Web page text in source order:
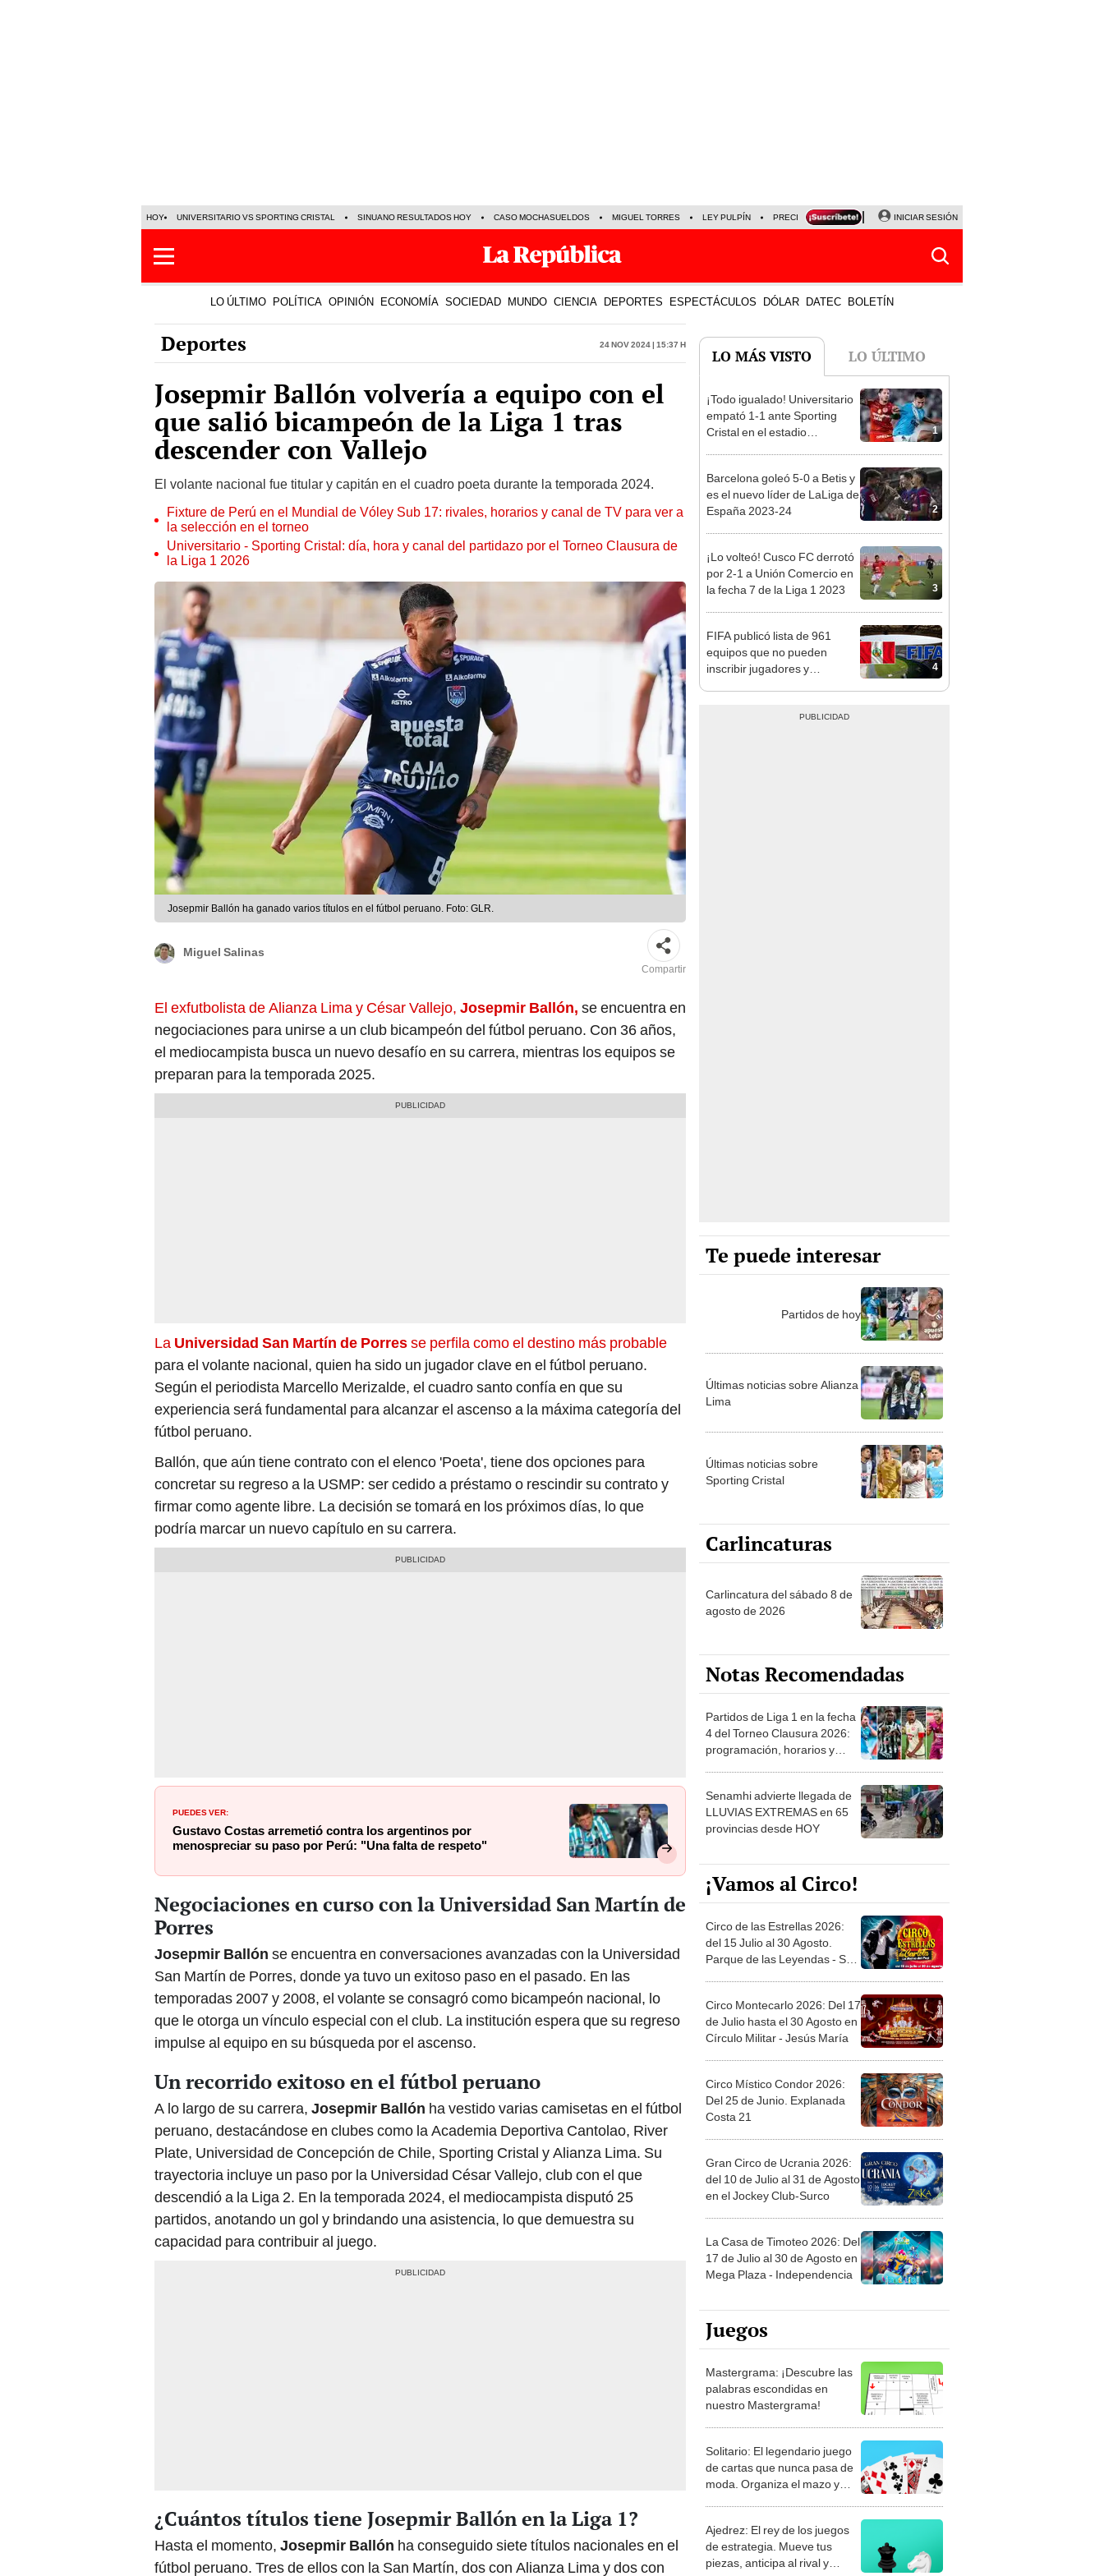
HOY UNIVERSITARIO VS SPORTING CRISTAL SINUANO RESULTADOS HOY CASO MOCHASUELDOS MIGUEL TORRES LEY PULPÍN PRECIO DEL DÓLAR CORTE DE LUZ VIERNES 7 DE AGOSTO
INICIAR SESIÓN
LO ÚLTIMO POLÍTICA OPINIÓN ECONOMÍA SOCIEDAD MUNDO CIENCIA DEPORTES ESPECTÁCULOS DÓLAR DATEC BOLETÍN
Deportes 24 Nov 2024 | 15:37 h
Josepmir Ballón volvería a equipo con el
que salió bicampeón de la Liga 1 tras
descender con Vallejo
El volante nacional fue titular y capitán en el cuadro poeta durante la temporada 2024.
Fixture de Perú en el Mundial de Vóley Sub 17: rivales, horarios y canal de TV para ver a
la selección en el torneo
Universitario - Sporting Cristal: día, hora y canal del partidazo por el Torneo Clausura de
la Liga 1 2026
Josepmir Ballón ha ganado varios títulos en el fútbol peruano. Foto: GLR.
Miguel Salinas
Compartir
El exfutbolista de Alianza Lima y César Vallejo, Josepmir Ballón, se encuentra en
negociaciones para unirse a un club bicampeón del fútbol peruano. Con 36 años,
el mediocampista busca un nuevo desafío en su carrera, mientras los equipos se
preparan para la temporada 2025.
La Universidad San Martín de Porresse perfila como el destino más probable
para el volante nacional, quien ha sido un jugador clave en el fútbol peruano.
Según el periodista Marcello Merizalde, el cuadro santo confía en que su
experiencia será fundamental para alcanzar el ascenso a la máxima categoría del
fútbol peruano.
Ballón, que aún tiene contrato con el elenco 'Poeta', tiene dos opciones para
concretar su regreso a la USMP: ser cedido a préstamo o rescindir su contrato y
firmar como agente libre. La decisión se tomará en los próximos días, lo que
podría marcar un nuevo capítulo en su carrera.
PUEDES VER:
Gustavo Costas arremetió contra los argentinos por
menospreciar su paso por Perú: "Una falta de respeto"
Negociaciones en curso con la Universidad San Martín de
Porres
Josepmir Ballón se encuentra en conversaciones avanzadas con la Universidad
San Martín de Porres, donde ya tuvo un exitoso paso en el pasado. En las
temporadas 2007 y 2008, el volante se consagró como bicampeón nacional, lo
que le otorga un vínculo especial con el club. La institución espera que su regreso
impulse al equipo en su búsqueda por el ascenso.
Un recorrido exitoso en el fútbol peruano
A lo largo de su carrera, Josepmir Ballón ha vestido varias camisetas en el fútbol
peruano, destacándose en clubes como la Academia Deportiva Cantolao, River
Plate, Universidad de Concepción de Chile, Sporting Cristal y Alianza Lima. Su
trayectoria incluye un paso por la Universidad César Vallejo, club con el que
descendió a la Liga 2. En la temporada 2024, el mediocampista disputó 25
partidos, anotando un gol y brindando una asistencia, lo que demuestra su
capacidad para contribuir al juego.
¿Cuántos títulos tiene Josepmir Ballón en la Liga 1?
Hasta el momento, Josepmir Ballón ha conseguido siete títulos nacionales en el
fútbol peruano. Tres de ellos con la San Martín, dos con Alianza Lima y dos con
LO MÁS VISTO LO ÚLTIMO
1
¡Todo igualado! Universitario
empató 1-1 ante Sporting
Cristal en el estadio
2
Barcelona goleó 5-0 a Betis y
es el nuevo líder de LaLiga de
España 2023-24
3
¡Lo volteó! Cusco FC derrotó
por 2-1 a Unión Comercio en
la fecha 7 de la Liga 1 2023
4
FIFA publicó lista de 961
equipos que no pueden
inscribir jugadores y
Te puede interesar
Partidos de hoy
Últimas noticias sobre Alianza
Lima
Últimas noticias sobre
Sporting Cristal
Carlincaturas
Carlincatura del sábado 8 de
agosto de 2026
Notas Recomendadas
Partidos de Liga 1 en la fecha
4 del Torneo Clausura 2026:
programación, horarios y
Senamhi advierte llegada de
LLUVIAS EXTREMAS en 65
provincias desde HOY
¡Vamos al Circo!
Circo de las Estrellas 2026:
del 15 Julio al 30 Agosto.
Parque de las Leyendas - San
Circo Montecarlo 2026: Del 17
de Julio hasta el 30 Agosto en
Círculo Militar - Jesús María
Circo Místico Condor 2026:
Del 25 de Junio. Explanada
Costa 21
Gran Circo de Ucrania 2026:
del 10 de Julio al 31 de Agosto
en el Jockey Club-Surco
La Casa de Timoteo 2026: Del
17 de Julio al 30 de Agosto en
Mega Plaza - Independencia
Juegos
Mastergrama: ¡Descubre las
palabras escondidas en
nuestro Mastergrama!
Solitario: El legendario juego
de cartas que nunca pasa de
moda. Organiza el mazo y
Ajedrez: El rey de los juegos
de estrategia. Mueve tus
piezas, anticipa al rival y